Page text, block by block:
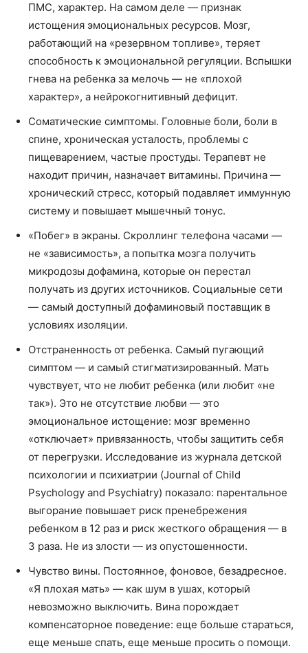
ПМС, характер. На самом деле — признак
истощения эмоциональных ресурсов. Мозг,
работающий на «резервном топливе», теряет
способность к эмоциональной регуляции. Вспышки
гнева на ребенка за мелочь — не «плохой
характер», а нейрокогнитивный дефицит.
Соматические симптомы. Головные боли, боли в
спине, хроническая усталость, проблемы с
пищеварением, частые простуды. Терапевт не
находит причин, назначает витамины. Причина —
хронический стресс, который подавляет иммунную
систему и повышает мышечный тонус.
«Побег» в экраны. Скроллинг телефона часами —
не «зависимость», а попытка мозга получить
микродозы дофамина, которые он перестал
получать из других источников. Социальные сети
— самый доступный дофаминовый поставщик в
условиях изоляции.
Отстраненность от ребенка. Самый пугающий
симптом — и самый стигматизированный. Мать
чувствует, что не любит ребенка (или любит «не
так»). Это не отсутствие любви — это
эмоциональное истощение: мозг временно
«отключает» привязанность, чтобы защитить себя
от перегрузки. Исследование из журнала детской
психологии и психиатрии (Journal of Child
Psychology and Psychiatry) показало: парентальное
выгорание повышает риск пренебрежения
ребенком в 12 раз и риск жесткого обращения — в
3 раза. Не из злости — из опустошенности.
Чувство вины. Постоянное, фоновое, безадресное.
«Я плохая мать» — как шум в ушах, который
невозможно выключить. Вина порождает
компенсаторное поведение: еще больше стараться,
еще меньше спать, еще меньше просить о помощи.